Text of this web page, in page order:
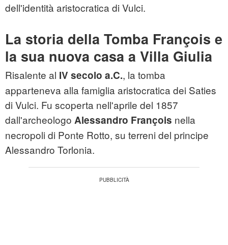
dell'identità aristocratica di Vulci.
La storia della Tomba François e
la sua nuova casa a Villa Giulia
Risalente al IV secolo a.C., la tomba
apparteneva alla famiglia aristocratica dei Saties
di Vulci. Fu scoperta nell'aprile del 1857
dall'archeologo Alessandro François nella
necropoli di Ponte Rotto, su terreni del principe
Alessandro Torlonia.